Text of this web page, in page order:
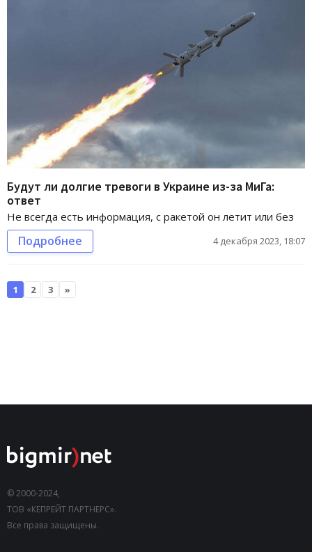
Будут ли долгие тревоги в Украине из-за МиГа:
ответ
Не всегда есть информация, с ракетой он летит или без
Подробнее 4 декабря 2023, 18:07
1 2 3 »
© 2000-2024,
ТОВ «КЕПРЕЙТ ПАРТНЕРС».
Все права защищены.